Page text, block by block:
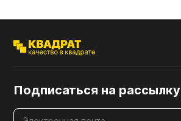
Подписаться на рассылку